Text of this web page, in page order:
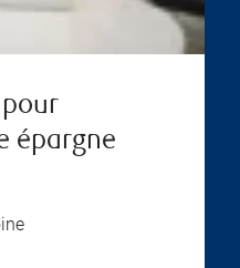
épargne